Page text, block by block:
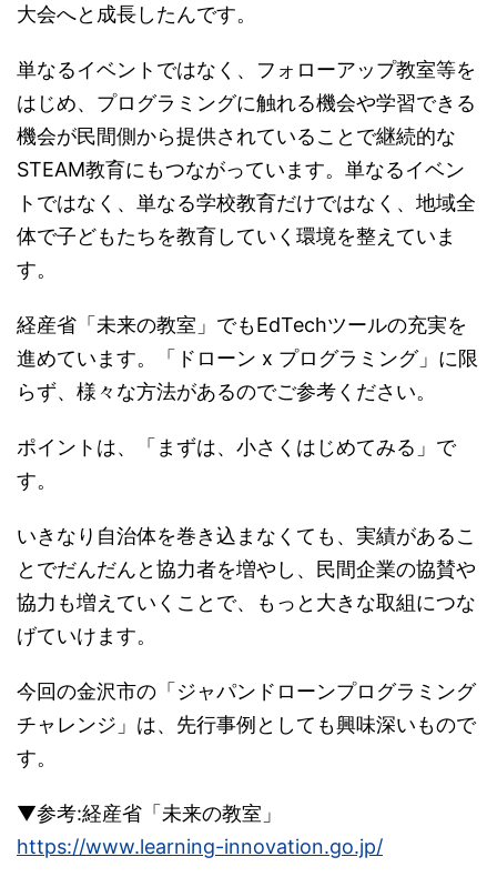
大会へと成長したんです。
単なるイベントではなく、フォローアップ教室等を
はじめ、プログラミングに触れる機会や学習できる
機会が民間側から提供されていることで継続的な
STEAM教育にもつながっています。単なるイベン
トではなく、単なる学校教育だけではなく、地域全
体で子どもたちを教育していく環境を整えていま
す。
経産省「未来の教室」でもEdTechツールの充実を
進めています。「ドローン x プログラミング」に限
らず、様々な方法があるのでご参考ください。
ポイントは、「まずは、小さくはじめてみる」で
す。
いきなり自治体を巻き込まなくても、実績があるこ
とでだんだんと協力者を増やし、民間企業の協賛や
協力も増えていくことで、もっと大きな取組につな
げていけます。
今回の金沢市の「ジャパンドローンプログラミング
チャレンジ」は、先行事例としても興味深いもので
す。
▼参考:経産省「未来の教室」
https://www.learning-innovation.go.jp/